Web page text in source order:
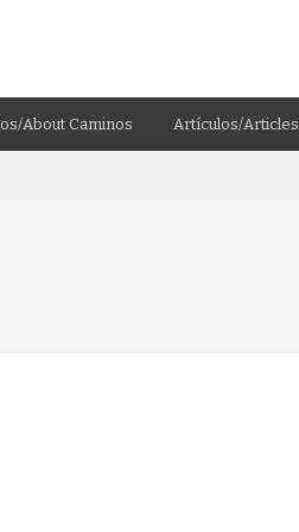
About Caminos Artículos/Articles